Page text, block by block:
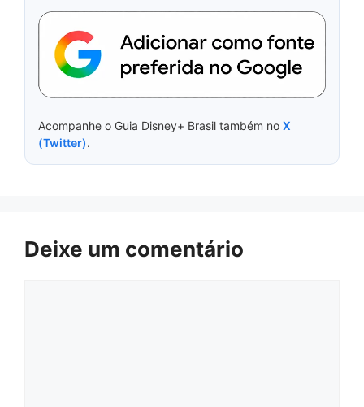
Acompanhe o Guia Disney+ Brasil também no X
(Twitter).
Deixe um comentário